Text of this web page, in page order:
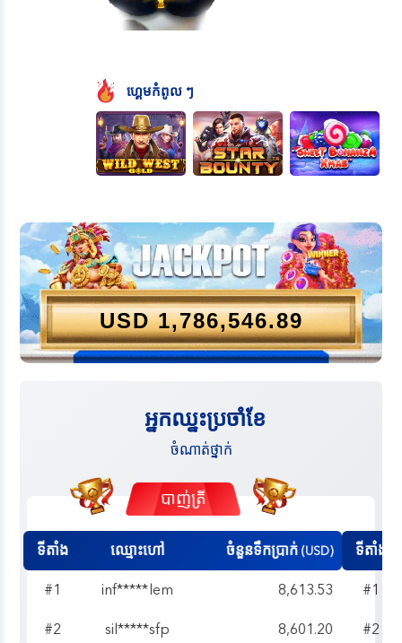
ហ្គេមកំពូល ៗ
USD1,786,546.89
អ្នកឈ្នះប្រចាំខែ
ចំណាត់ថ្នាក់
កីឡា
ទីតាំង ឈ្មោះហៅ ចំនួនទឹកប្រាក់(USD)
clo*****fyi
9,722.99
gri*****hda
7,977.18